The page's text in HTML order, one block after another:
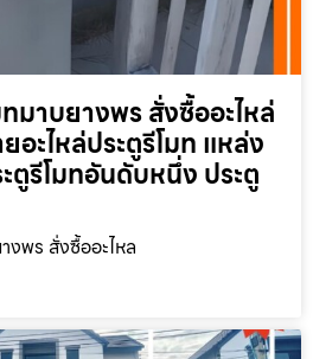
มาบยางพร สั่งซื้ออะไหล่
อะไหล่ประตูรีโมท แหล่ง
ตูรีโมทอันดับหนึ่ง ประตู
งพร สั่งซื้ออะไหล